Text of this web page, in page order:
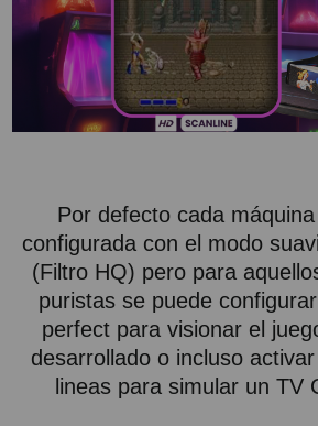
Por defecto cada
configurada con el modo
(Filtro HQ) pero para
puristas se puede
perfect para visionar el
desarrollado o incluso
lineas para simular un TV